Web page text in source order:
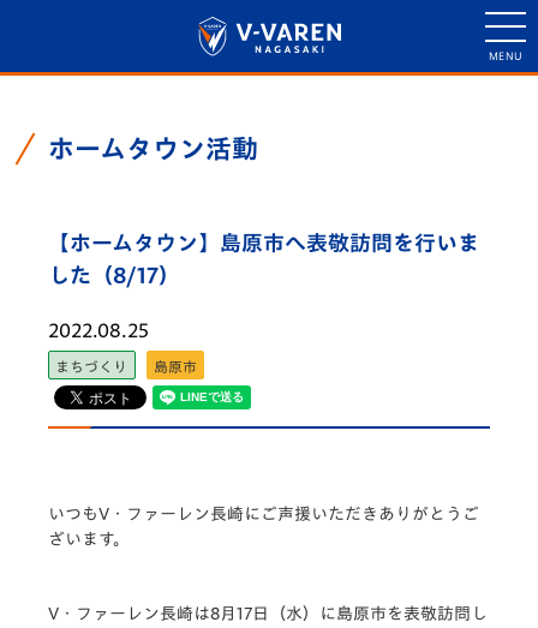
ホームタウン活動
【ホームタウン】島原市へ表敬訪問を行いま
した（8/17）
2022.08.25
まちづくり 島原市
いつもV・ファーレン長崎にご声援いただきありがとうご
ざいます。
V・ファーレン長崎は8月17日（水）に島原市を表敬訪問し